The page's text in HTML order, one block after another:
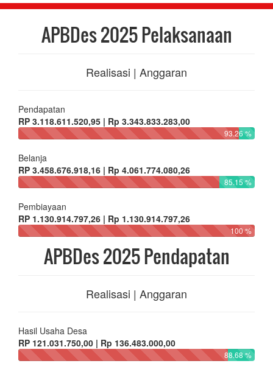
APBDes 2025 Pelaksanaan
Realisasi | Anggaran
Pendapatan
RP 3.118.611.520,95 | Rp 3.343.833.283,00
93.26 %
Belanja
RP 3.458.676.918,16 | Rp 4.061.774.080,26
85.15 %
Pembiayaan
RP 1.130.914.797,26 | Rp 1.130.914.797,26
100 %
APBDes 2025 Pendapatan
Realisasi | Anggaran
Hasil Usaha Desa
RP 121.031.750,00 | Rp 136.483.000,00
88.68 %